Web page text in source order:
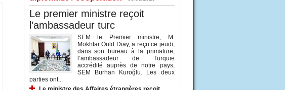
Le premier ministre reçoit
l’ambassadeur turc
SEM le Premier ministre, M.
Mokhtar Ould Diay, a reçu ce jeudi,
dans son bureau à la primature,
l’ambassadeur de Turquie
accrédité auprès de notre pays,
SEM Burhan Kuroğlu. Les deux
parties ont...